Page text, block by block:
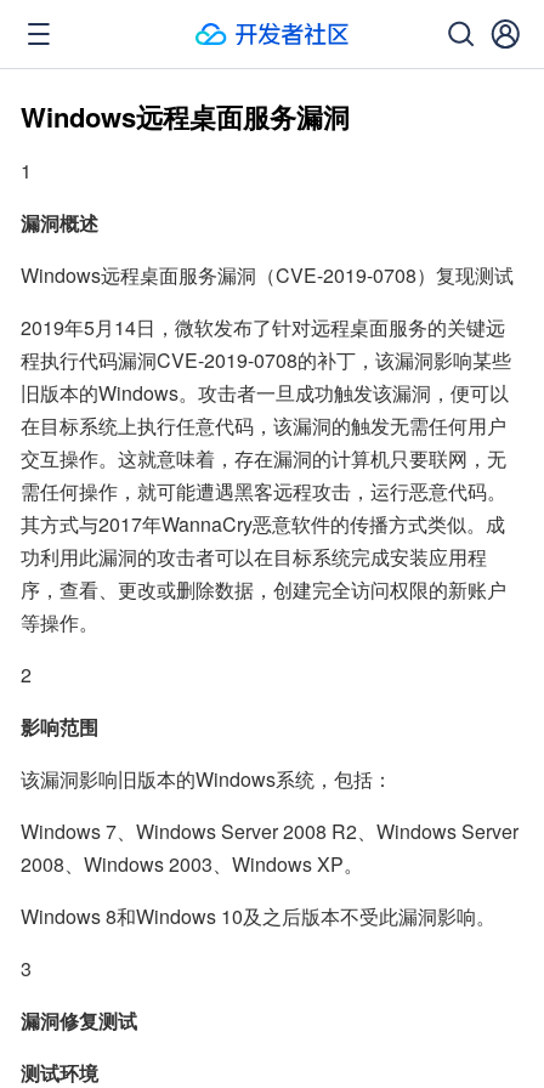
Windows远程桌面服务漏洞
1
漏洞概述
Windows远程桌面服务漏洞（CVE-2019-0708）复现测试
2019年5月14日，微软发布了针对远程桌面服务的关键远
程执行代码漏洞CVE-2019-0708的补丁，该漏洞影响某些
旧版本的Windows。攻击者一旦成功触发该漏洞，便可以
在目标系统上执行任意代码，该漏洞的触发无需任何用户
交互操作。这就意味着，存在漏洞的计算机只要联网，无
需任何操作，就可能遭遇黑客远程攻击，运行恶意代码。
其方式与2017年WannaCry恶意软件的传播方式类似。成
功利用此漏洞的攻击者可以在目标系统完成安装应用程
序，查看、更改或删除数据，创建完全访问权限的新账户
等操作。
2
影响范围
该漏洞影响旧版本的Windows系统，包括：
Windows 7、Windows Server 2008 R2、Windows Server
2008、Windows 2003、Windows XP。
Windows 8和Windows 10及之后版本不受此漏洞影响。
3
漏洞修复测试
测试环境